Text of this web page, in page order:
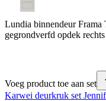
Lundia binnendeur
gegrondverfd opdek
Voeg product toe aan set
Karwei deurkruk set